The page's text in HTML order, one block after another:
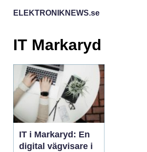
ELEKTRONIKNEWS.se
IT Markaryd
IT i Markaryd: En
digital vägvisare i